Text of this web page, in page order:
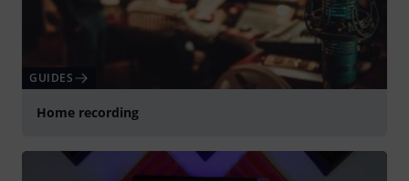
GUIDES
Home recording